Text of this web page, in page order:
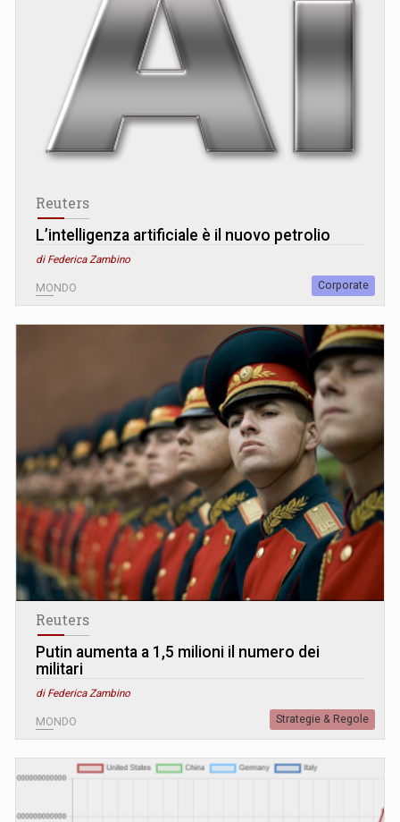
Reuters
L’intelligenza artificiale è il nuovo petrolio
di Federica Zambino
MONDO Corporate
Reuters
Putin aumenta a 1,5 milioni il numero dei
militari
di Federica Zambino
MONDO Strategie & Regole